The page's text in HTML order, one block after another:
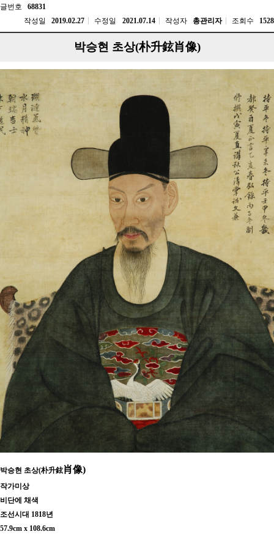
글번호
68831
작성일
2019.02.27 수정일 2021.07.14 작성자 총관리자 조회수 1528
박승현 초상(朴升鉉肖像)
박승현 초상(朴升鉉肖像)
작가미상
비단에 채색
조선시대 1818년
57.9cm x 108.6cm